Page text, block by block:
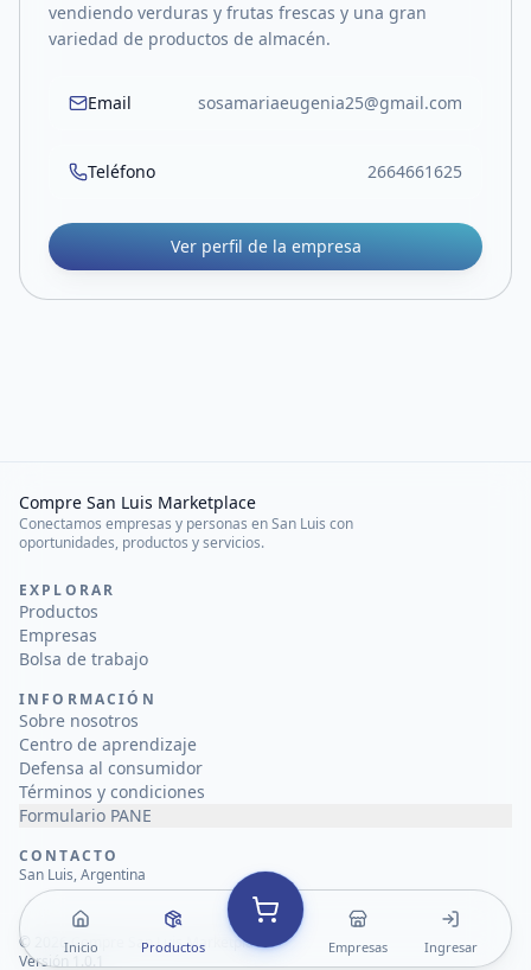
vendiendo verduras y frutas frescas y una gran
variedad de productos de almacén.
Email sosamariaeugenia25@gmail.com
Teléfono 2664661625
Ver perfil de la empresa
Inicio Productos Empresas Ingresar
Compre San Luis Marketplace
Conectamos empresas y personas en San Luis con
oportunidades, productos y servicios.
EXPLORAR
Productos
Empresas
Bolsa de trabajo
INFORMACIÓN
Sobre nosotros
Centro de aprendizaje
Defensa al consumidor
Términos y condiciones
Formulario PANE
CONTACTO
San Luis, Argentina
© 2026Compre San Luis Marketplace
Versión 1.0.1